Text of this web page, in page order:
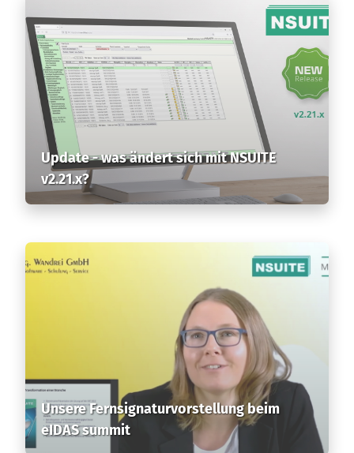
Update - was ändert sich mit NSUITE
v2.21.x?
Unsere Fernsignaturvorstellung beim
eIDAS summit